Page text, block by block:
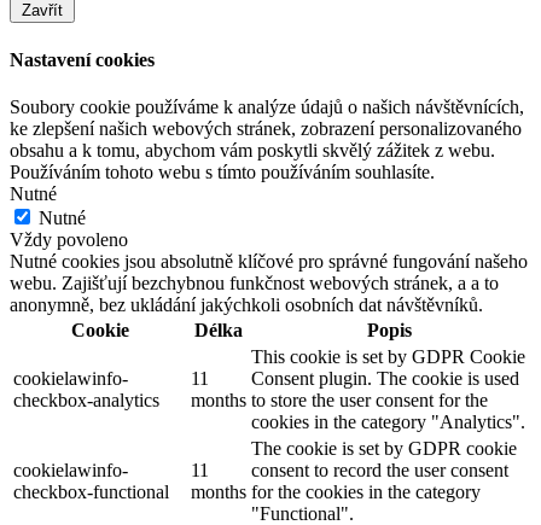
Zavřít
Nastavení cookies
Soubory cookie používáme k analýze údajů o našich návštěvnících,
ke zlepšení našich webových stránek, zobrazení personalizovaného
obsahu a k tomu, abychom vám poskytli skvělý zážitek z webu.
Používáním tohoto webu s tímto používáním souhlasíte.
Nutné
Nutné
Vždy povoleno
Nutné cookies jsou absolutně klíčové pro správné fungování našeho
webu. Zajišťují bezchybnou funkčnost webových stránek, a a to
anonymně, bez ukládání jakýchkoli osobních dat návštěvníků.
Cookie
Délka Popis
cookielawinfo-
checkbox-analytics
11
months
This cookie is set by GDPR Cookie
Consent plugin. The cookie is used
to store the user consent for the
cookies in the category "Analytics".
cookielawinfo-
checkbox-functional
11
months
The cookie is set by GDPR cookie
consent to record the user consent
for the cookies in the category
"Functional".